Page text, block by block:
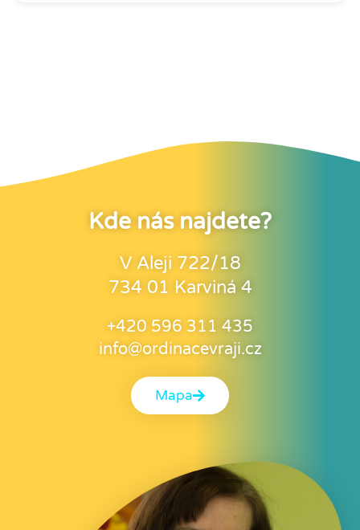
Kde nás najdete?
V Aleji 722/18
734 01 Karviná 4
+420 596 311 435
info@ordinacevraji.cz
Mapa